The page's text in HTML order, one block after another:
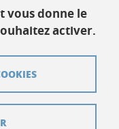
vous donne le
activer.